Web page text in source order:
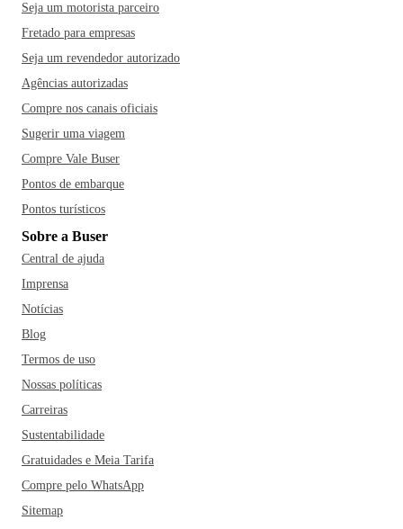
Seja um motorista parceiro
Fretado para empresas
Seja um revendedor autorizado
Agências autorizadas
Compre nos canais oficiais
Sugerir uma viagem
Compre Vale Buser
Pontos de embarque
Pontos turísticos
Sobre a Buser
Central de ajuda
Imprensa
Notícias
Blog
Termos de uso
Nossas políticas
Carreiras
Sustentabilidade
Gratuidades e Meia Tarifa
Compre pelo WhatsApp
Sitemap